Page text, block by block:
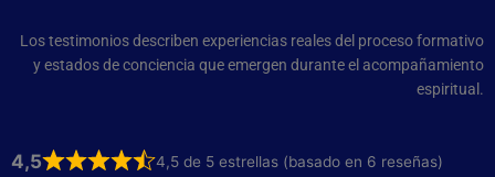
Los testimonios describen experiencias reales del proceso formativo
y estados de conciencia que emergen durante el acompañamiento
espiritual.
4,5 4,5 de 5 estrellas (basado en 6 reseñas)